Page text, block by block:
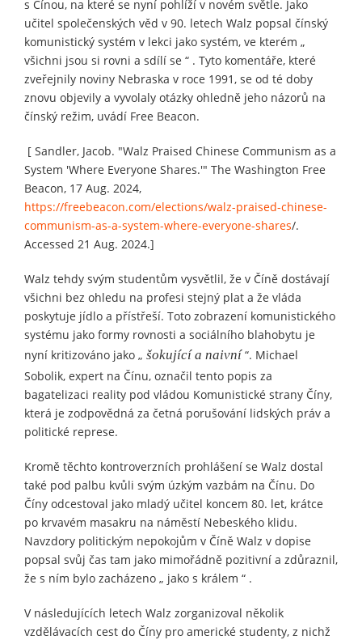
s Čínou, na které se nyní pohlíží v novém světle. Jako
učitel společenských věd v 90. letech Walz popsal čínský
komunistický systém v lekci jako systém, ve kterém „
všichni jsou si rovni a sdílí se “ . Tyto komentáře, které
zveřejnily noviny Nebraska v roce 1991, se od té doby
znovu objevily a vyvolaly otázky ohledně jeho názorů na
čínský režim, uvádí Free Beacon.
[ Sandler, Jacob. "Walz Praised Chinese Communism as a
System 'Where Everyone Shares.'" The Washington Free
Beacon, 17 Aug. 2024,
https://freebeacon.com/elections/walz-praised-chinese-
communism-as-a-system-where-everyone-shares/.
Accessed 21 Aug. 2024.]
Walz tehdy svým studentům vysvětlil, že v Číně dostávají
všichni bez ohledu na profesi stejný plat a že vláda
poskytuje jídlo a přístřeší. Toto zobrazení komunistického
systému jako formy rovnosti a sociálního blahobytu je
nyní kritizováno jako „ šokující a naivní“. Michael
Sobolik, expert na Čínu, označil tento popis za
bagatelizaci reality pod vládou Komunistické strany Číny,
která je zodpovědná za četná porušování lidských práv a
politické represe.
Kromě těchto kontroverzních prohlášení se Walz dostal
také pod palbu kvůli svým úzkým vazbám na Čínu. Do
Číny odcestoval jako mladý učitel koncem 80. let, krátce
po krvavém masakru na náměstí Nebeského klidu.
Navzdory politickým nepokojům v Číně Walz v dopise
popsal svůj čas tam jako mimořádně pozitivní a zdůraznil,
že s ním bylo zacházeno „ jako s králem “ .
V následujících letech Walz zorganizoval několik
vzdělávacích cest do Číny pro americké studenty, z nichž